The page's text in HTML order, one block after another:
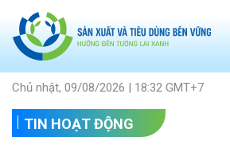
Chủ nhật, 09/08/2026 | 18:32 GMT+7
TIN HOẠT ĐỘNG